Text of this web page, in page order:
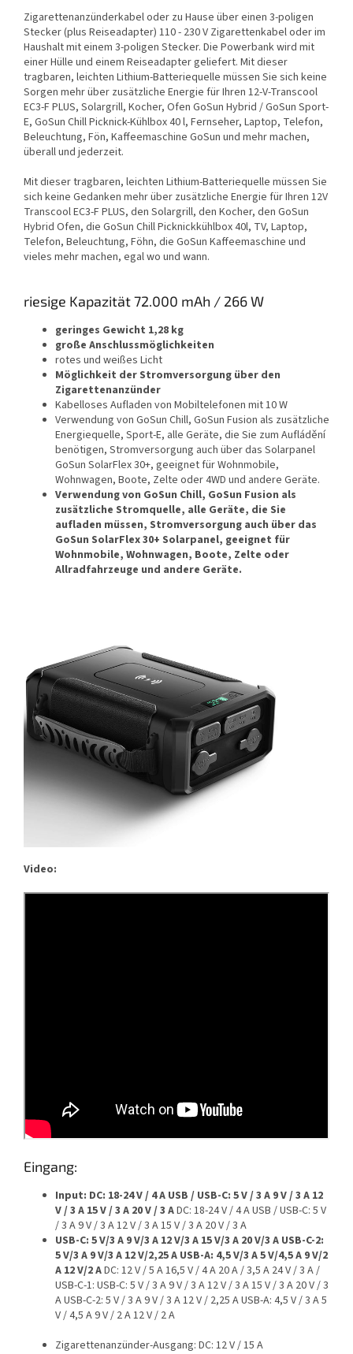
Zigarettenanzünderkabel oder zu Hause über einen 3-poligen
Stecker (plus Reiseadapter) 110 - 230 V Zigarettenkabel oder im
Haushalt mit einem 3-poligen Stecker. Die Powerbank wird mit
einer Hülle und einem Reiseadapter geliefert. Mit dieser
tragbaren, leichten Lithium-Batteriequelle müssen Sie sich keine
Sorgen mehr über zusätzliche Energie für Ihren 12-V-Transcool
EC3-F PLUS, Solargrill, Kocher, Ofen GoSun Hybrid / GoSun Sport-
E, GoSun Chill Picknick-Kühlbox 40 l, Fernseher, Laptop, Telefon,
Beleuchtung, Fön, Kaffeemaschine GoSun und mehr machen,
überall und jederzeit.
Mit dieser tragbaren, leichten Lithium-Batteriequelle müssen Sie
sich keine Gedanken mehr über zusätzliche Energie für Ihren 12V
Transcool EC3-F PLUS, den Solargrill, den Kocher, den GoSun
Hybrid Ofen, die GoSun Chill Picknickkühlbox 40l, TV, Laptop,
Telefon, Beleuchtung, Föhn, die GoSun Kaffeemaschine und
vieles mehr machen, egal wo und wann.
riesige Kapazität 72.000 mAh / 266 W
geringes Gewicht 1,28 kg
große Anschlussmöglichkeiten
rotes und weißes Licht
Möglichkeit der Stromversorgung über den
Zigarettenanzünder
Kabelloses Aufladen von Mobiltelefonen mit 10 W
Verwendung von GoSun Chill, GoSun Fusion als zusätzliche
Energiequelle, Sport-E, alle Geräte, die Sie zum Aufládění
benötigen, Stromversorgung auch über das Solarpanel
GoSun SolarFlex 30+, geeignet für Wohnmobile,
Wohnwagen, Boote, Zelte oder 4WD und andere Geräte.
Verwendung von GoSun Chill, GoSun Fusion als
zusätzliche Stromquelle, alle Geräte, die Sie
aufladen müssen, Stromversorgung auch über das
GoSun SolarFlex 30+ Solarpanel, geeignet für
Wohnmobile, Wohnwagen, Boote, Zelte oder
Allradfahrzeuge und andere Geräte.
Video:
Eingang:
Input: DC: 18-24 V / 4 A USB / USB-C: 5 V / 3 A 9 V / 3 A 12
V / 3 A 15 V / 3 A 20 V / 3 ADC: 18-24 V / 4 AUSB / USB-C: 5 V
/ 3 A 9 V / 3 A 12 V / 3 A 15 V / 3 A 20 V / 3 A
USB-C: 5 V/3 A 9 V/3 A 12 V/3 A 15 V/3 A 20 V/3 A USB-C-2:
5 V/3 A 9 V/3 A 12 V/2,25 A USB-A: 4,5 V/3 A 5 V/4,5 A 9 V/2
A 12 V/2 ADC: 12 V / 5 A 16,5 V / 4 A 20 A / 3,5 A 24 V / 3 A /
USB-C-1: USB-C: 5 V / 3 A 9 V / 3 A 12 V / 3 A 15 V / 3 A 20 V / 3
A USB-C-2: 5 V / 3 A 9 V / 3 A 12 V / 2,25 A USB-A: 4,5 V / 3 A 5
V / 4,5 A 9 V / 2 A 12 V / 2 A
Zigarettenanzünder-Ausgang: DC: 12 V / 15 A